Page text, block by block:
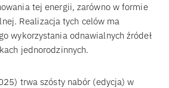
tej energii, zarówno w formie
Realizacja tych celów ma
wykorzystania odnawialnych źródeł
jednorodzinnych.
trwa szósty nabór (edycja) w